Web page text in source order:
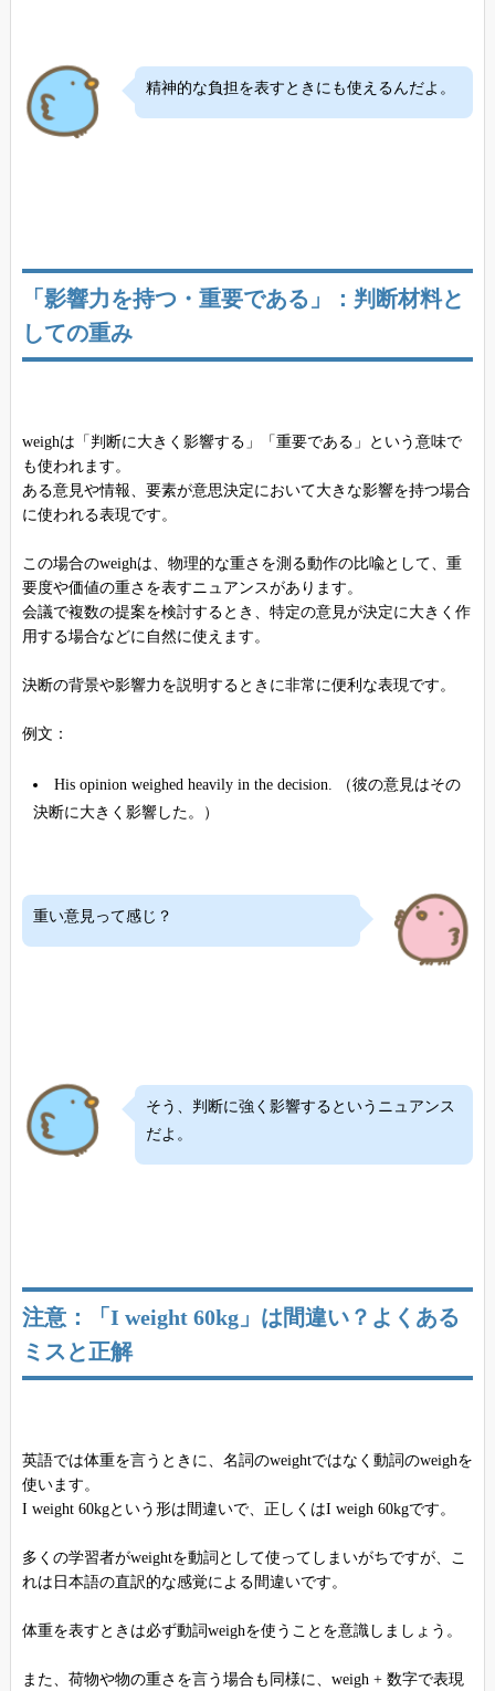
精神的な負担を表すときにも使えるんだよ。
「影響力を持つ・重要である」：判断材料と
しての重み
weighは「判断に大きく影響する」「重要である」という意味で
も使われます。
ある意見や情報、要素が意思決定において大きな影響を持つ場合
に使われる表現です。
この場合のweighは、物理的な重さを測る動作の比喩として、重
要度や価値の重さを表すニュアンスがあります。
会議で複数の提案を検討するとき、特定の意見が決定に大きく作
用する場合などに自然に使えます。
決断の背景や影響力を説明するときに非常に便利な表現です。
例文：
His opinion weighed heavily in the decision. （彼の意見はその
決断に大きく影響した。）
重い意見って感じ？
そう、判断に強く影響するというニュアンス
だよ。
注意：「I weight 60kg」は間違い？よくある
ミスと正解
英語では体重を言うときに、名詞のweightではなく動詞のweighを
使います。
I weight 60kgという形は間違いで、正しくはI weigh 60kgです。
多くの学習者がweightを動詞として使ってしまいがちですが、こ
れは日本語の直訳的な感覚による間違いです。
体重を表すときは必ず動詞weighを使うことを意識しましょう。
また、荷物や物の重さを言う場合も同様に、weigh + 数字で表現